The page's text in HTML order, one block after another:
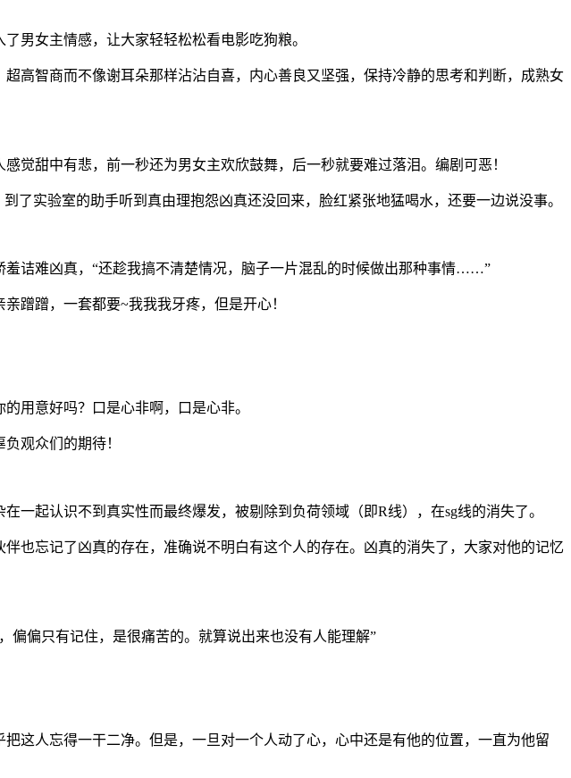
男女主情感，让大家轻轻松松看电影吃狗粮。
高智商而不像谢耳朵那样沾沾自喜，内心善良又坚强，保持冷静的思考和判断，成熟女
觉甜中有悲，前一秒还为男女主欢欣鼓舞，后一秒就要难过落泪。编剧可恶！
了实验室的助手听到真由理抱怨凶真还没回来，脸红紧张地猛喝水，还要一边说没事。
诘难凶真，“还趁我搞不清楚情况，脑子一片混乱的时候做出那种事情……”
蹭蹭，一套都要~我我我牙疼，但是开心！
用意好吗？口是心非啊，口是心非。
观众们的期待！
起认识不到真实性而最终爆发，被剔除到负荷领域（即R线），在sg线的消失了。
也忘记了凶真的存在，准确说不明白有这个人的存在。凶真的消失了，大家对他的记忆
偏偏只有记住，是很痛苦的。就算说出来也没有人能理解”
这人忘得一干二净。但是，一旦对一个人动了心，心中还是有他的位置，一直为他留